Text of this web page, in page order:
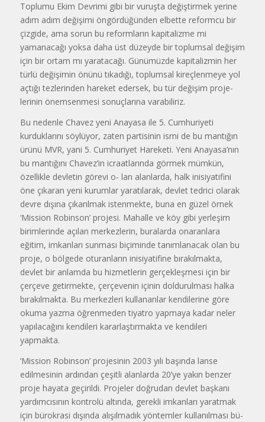
Toplumu Ekim Devrimi gibi bir vuruşta değiştirmek yerine
adım adım değişimi öngördüğünden elbette re­formcu bir
çizgide, ama sorun bu re­formların kapitalizme mi
yamanacağı yoksa daha üst düzeyde bir toplumsal değişim
için bir ortam mı yaratacağı. Günümüzde kapitalizmin her
türlü değişimin önünü tıkadığı, toplumsal kireçlenmeye yol
açtığı tezlerinden hareket edersek, bu tür değişim proje­
lerinin önemsenmesi sonuçlarına va­rabiliriz.
Bu nedenle Chavez yeni Anayasa ile 5. Cumhuriyeti
kurduklarını söylü­yor, zaten partisinin ismi de bu mantı­ğın
ürünü MVR, yani 5. Cumhuriyet Hareketi. Yeni Anayasa’nın
bu mantı­ğını Chavez’in icraatlarında görmek mümkün,
özellikle devletin görevi o- lan alanlarda, halk inisiyatifini
öne çı­karan yeni kurumlar yaratılarak, dev­let tedrici olarak
devre dışına çıkarıl­mak istenmekte, buna en güzel örnek
‘Mission Robinson’ projesi. Mahalle ve köy gibi yerleşim
birimlerinde açı­lan merkezlerin, buralarda onaranlara
eğitim, imkanları sunması biçiminde tanımlanacak olan bu
proje, o bölgede oturanların inisiyatifine bırakılmakta,
devlet bir anlamda bu hizmetlerin gerçekleşmesi için bir
çerçeve getir­mekte, çerçevenin içinin doldurulma­sı halka
bırakılmakta. Bu merkezleri kullananlar kendilerine göre
okuma yazma öğrenmeden tiyatro yapmaya kadar neler
yapılacağını kendileri ka­rarlaştırmakta ve kendileri
yapmakta.
‘Mission Robinson’ projesinin 2003 yılı başında lanse
edilmesinin ardından çeşitli alanlarda 20’ye yakın benzer
proje hayata geçirildi. Projeler doğrudan devlet başkanı
yardımcısı­nın kontrolü altında, gerekli imkanla­rı yaratmak
için bürokrasi dışında alı­şılmadık yöntemler kullanılması bü­